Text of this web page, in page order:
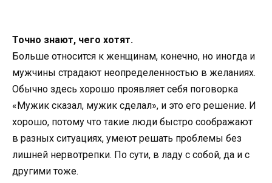
Точно знают, чего хотят.
Больше относится к женщинам, конечно, но иногда и
мужчины страдают неопределенностью в желаниях.
Обычно здесь хорошо проявляет себя поговорка
«Мужик сказал, мужик сделал», и это его решение. И
хорошо, потому что такие люди быстро соображают
в разных ситуациях, умеют решать проблемы без
лишней нервотрепки. По сути, в ладу с собой, да и с
другими тоже.